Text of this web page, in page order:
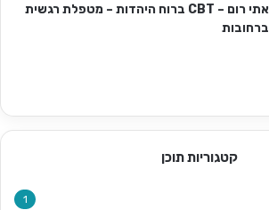
אתי רום – CBT ברוח היהדות – מטפלת רגשית
ברחובות
קטגוריות תוכן
1